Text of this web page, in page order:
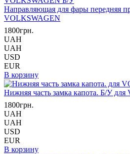
Направляющая для фары передняя
VOLKSWAGEN
1800грн.
UAH
UAH
USD
EUR
В корзину
Нижняя часть замка капота. Б/У
1800грн.
UAH
UAH
USD
EUR
В корзину